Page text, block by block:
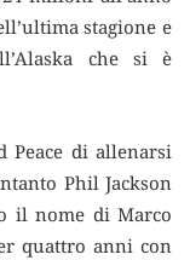
stagione e
che si è
Peace di allenarsi
Phil Jackson
il nome di Marco
quattro anni con